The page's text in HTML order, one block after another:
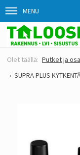
MENU
Putket ja
SUPRA PLUS